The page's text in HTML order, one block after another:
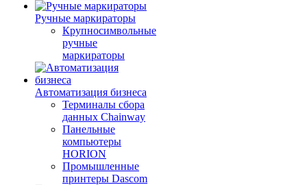
Ручные маркираторы
Крупносимвольные
ручные
маркираторы
Автоматизация бизнеса
Терминалы сбора
данных Chainway
Панельные
компьютеры
HORION
Промышленные
принтеры Dascom